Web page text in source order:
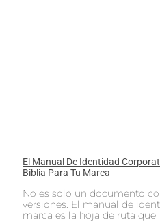
El Manual De Identidad
Biblia Para Tu Marca
No es solo un documento
versiones. El manual de
marca es la hoja de ruta que